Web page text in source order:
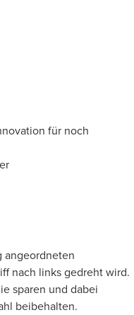
für noch
angeordneten
nach links gedreht wird.
sparen und dabei
beibehalten.